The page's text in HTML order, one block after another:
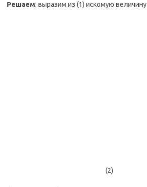
Решаем: выразим из (1) искомую величину
(2)